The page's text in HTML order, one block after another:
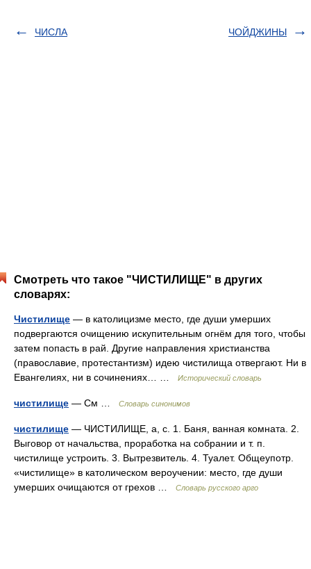
ЧИСЛА ЧОЙДЖИНЫ
Смотреть что такое "ЧИСТИЛИЩЕ" в других
словарях:
Чистилище — в католицизме место, где души умерших
подвергаются очищению искупительным огнём для того, чтобы
затем попасть в рай. Другие направления христианства
(православие, протестантизм) идею чистилища отвергают. Ни в
Евангелиях, ни в сочинениях… …
Исторический словарь
чистилище — См … Словарь синонимов
чистилище — ЧИСТИЛИЩЕ, а, с. 1. Баня, ванная комната. 2.
Выговор от начальства, проработка на собрании и т. п.
чистилище устроить. 3. Вытрезвитель. 4. Туалет. Общеупотр.
«чистилище» в католическом вероучении: место, где души
умерших очищаются от грехов …
Словарь русского арго